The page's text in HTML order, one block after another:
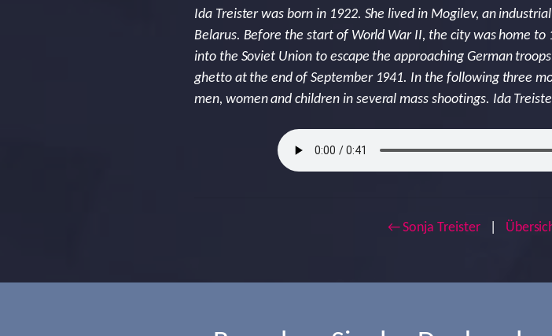
Ida Treister was born in 1922. She lived in Mogilev, an
Belarus. Before the start of World War II, the city was home
into the Soviet Union to escape the approaching German
ghetto at the end of September 1941. In the following three
men, women and children in several mass shootings. Ida
← Sonja Treister